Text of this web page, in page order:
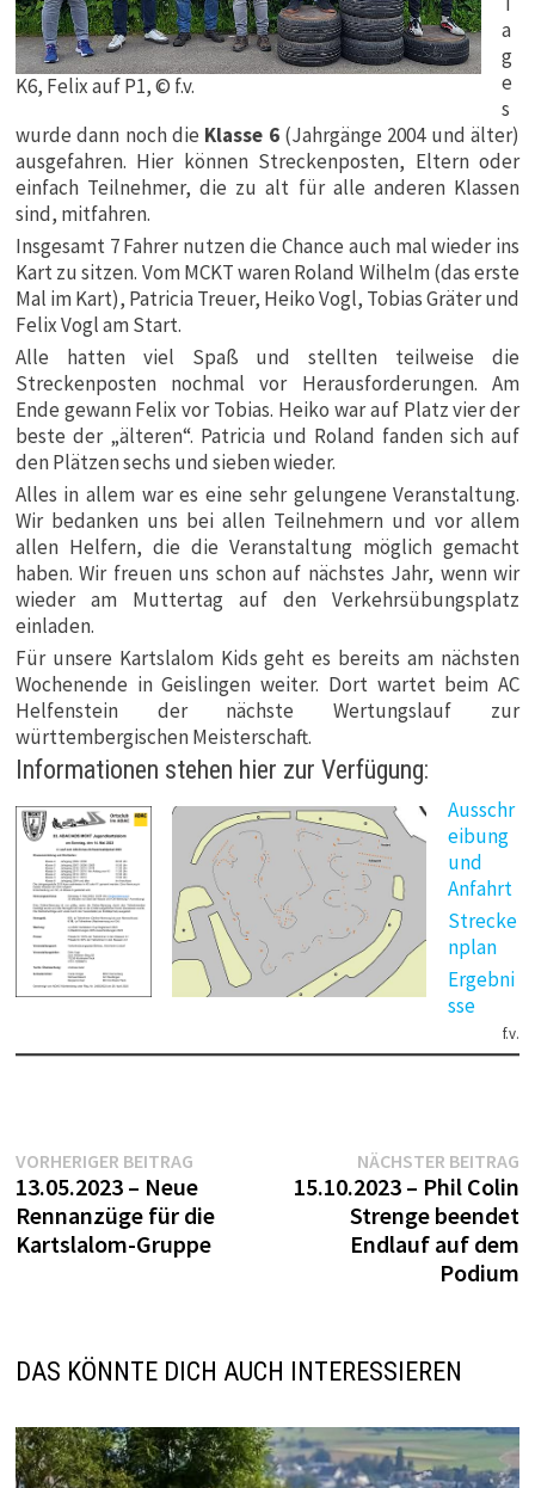
K6, Felix auf P1, © f.v.
a
g
e
s
wurde dann noch die Klasse 6(Jahrgänge 2004 und älter)
ausgefahren. Hier können Streckenposten, Eltern oder
einfach Teilnehmer, die zu alt für alle anderen Klassen
sind, mitfahren.
Insgesamt 7 Fahrer nutzen die Chance auch mal wieder ins
Kart zu sitzen. Vom MCKT waren Roland Wilhelm (das erste
Mal im Kart), Patricia Treuer, Heiko Vogl, Tobias Gräter und
Felix Vogl am Start.
Alle hatten viel Spaß und stellten teilweise die
Streckenposten nochmal vor Herausforderungen. Am
Ende gewann Felix vor Tobias. Heiko war auf Platz vier der
beste der „älteren“. Patricia und Roland fanden sich auf
den Plätzen sechs und sieben wieder.
Alles in allem war es eine sehr gelungene Veranstaltung.
Wir bedanken uns bei allen Teilnehmern und vor allem
allen Helfern, die die Veranstaltung möglich gemacht
haben. Wir freuen uns schon auf nächstes Jahr, wenn wir
wieder am Muttertag auf den Verkehrsübungsplatz
einladen.
Für unsere Kartslalom Kids geht es bereits am nächsten
Wochenende in Geislingen weiter. Dort wartet beim AC
Helfenstein der nächste Wertungslauf zur
württembergischen Meisterschaft.
Informationen stehen hier zur Verfügung:
Ausschr
eibung
und
Anfahrt
Strecke
nplan
Ergebni
sse
f.v.
Beitragsnavigation
VORHERIGER BEITRAGVorheriger
Beitrag:
13.05.2023 – Neue
Rennanzüge für die
Kartslalom-Gruppe
NÄCHSTER BEITRAG
15.10.2023 – Phil Colin
Strenge beendet
Endlauf auf dem
Podium
DAS KÖNNTE DICH AUCH INTERESSIEREN